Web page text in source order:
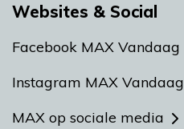
Websites & Social
Facebook MAX Vandaag
Instagram MAX Vandaag
MAX op sociale media